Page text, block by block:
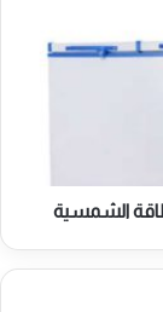
الشمسية